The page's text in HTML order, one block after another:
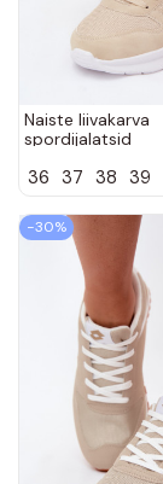
Naiste liivakarva
spordijalatsid
SOBRIO
36 37 38 39
−30%